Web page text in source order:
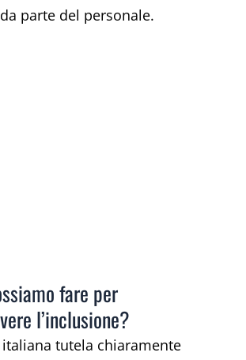
parte del personale.
fare per
l’inclusione?
italiana tutela chiaramente